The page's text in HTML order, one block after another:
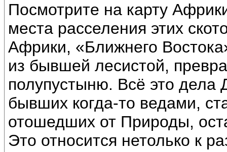
Посмотрите на карту
места расселения этих
Африки, «Ближнего
из бывшей лесистой,
полупустыню. Всё это
бывших когда-то ведами,
отошедших от Природы,
Это относится нетолько к